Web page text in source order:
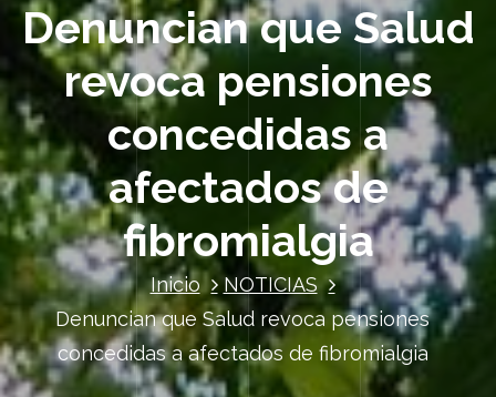
Denuncian que Salud
revoca pensiones
concedidas a
afectados de
fibromialgia
Inicio
NOTICIAS
Denuncian que Salud revoca pensiones
concedidas a afectados de fibromialgia